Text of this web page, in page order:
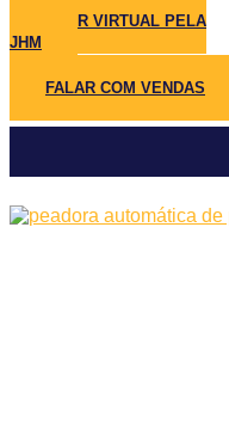
TOUR VIRTUAL PELA
JHM
FALAR COM VENDAS